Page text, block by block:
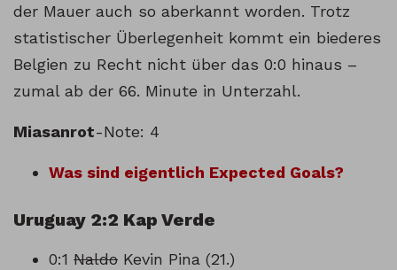
der Mauer auch so aberkannt worden. Trotz
statistischer Überlegenheit kommt ein biederes
Belgien zu Recht nicht über das 0:0 hinaus –
zumal ab der 66. Minute in Unterzahl.
Miasanrot-Note: 4
Was sind eigentlich Expected Goals?
Uruguay 2:2 Kap Verde
0:1 Naldo Kevin Pina (21.)